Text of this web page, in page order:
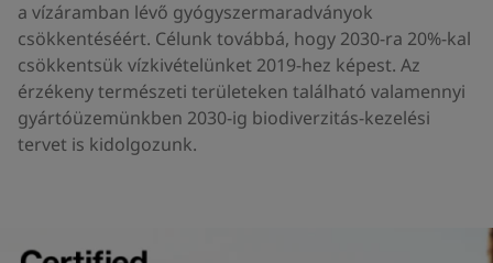
a vízáramban lévő gyógyszermaradványok
csökkentéséért. Célunk továbbá, hogy 2030-ra 20%-kal
csökkentsük vízkivételünket 2019-hez képest. Az
érzékeny természeti területeken található valamennyi
gyártóüzemünkben 2030-ig biodiverzitás-kezelési
tervet is kidolgozunk.